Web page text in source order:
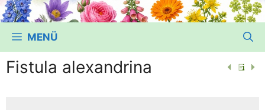
MENÜ
Fistula alexandrina